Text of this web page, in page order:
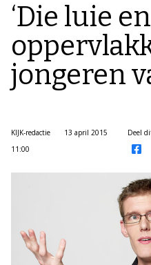
‘Die luie en
jongeren
KIJK-redactie
13 april 2015
11:00
Deel